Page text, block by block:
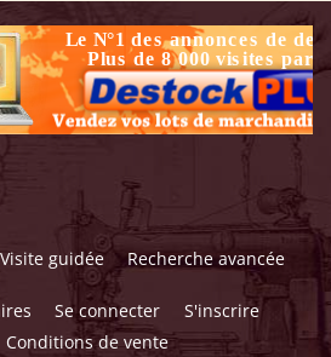
Visite guidée Recherche avancée
Se connecter
S'inscrire
Conditions de vente